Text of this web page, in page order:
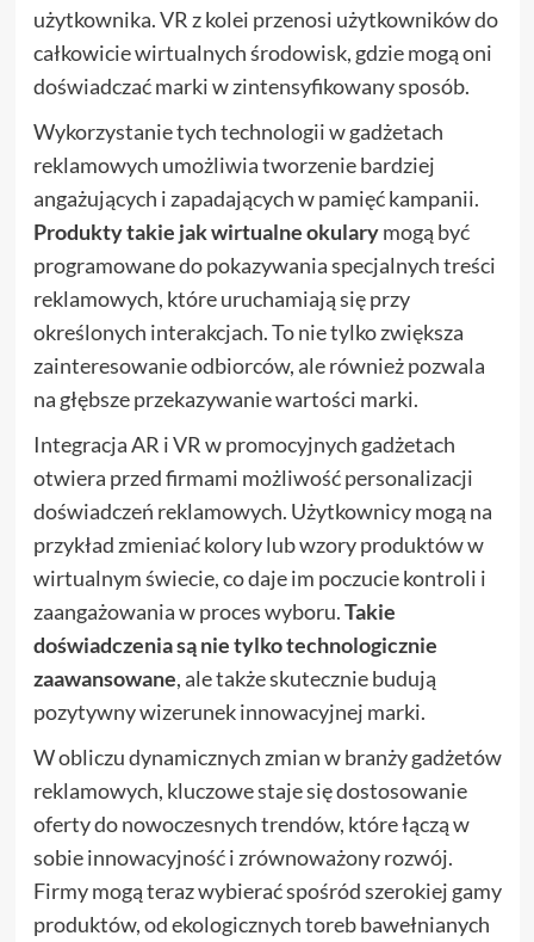
użytkownika. VR z kolei przenosi użytkowników do
całkowicie wirtualnych środowisk, gdzie mogą oni
doświadczać marki w zintensyfikowany sposób.
Wykorzystanie tych technologii w gadżetach
reklamowych umożliwia tworzenie bardziej
angażujących i zapadających w pamięć kampanii.
Produkty takie jak wirtualne okularymogą być
programowane do pokazywania specjalnych treści
reklamowych, które uruchamiają się przy
określonych interakcjach. To nie tylko zwiększa
zainteresowanie odbiorców, ale również pozwala
na głębsze przekazywanie wartości marki.
Integracja AR i VR w promocyjnych gadżetach
otwiera przed firmami możliwość personalizacji
doświadczeń reklamowych. Użytkownicy mogą na
przykład zmieniać kolory lub wzory produktów w
wirtualnym świecie, co daje im poczucie kontroli i
zaangażowania w proces wyboru.Takie
doświadczenia są nie tylko technologicznie
zaawansowane, ale także skutecznie budują
pozytywny wizerunek innowacyjnej marki.
W obliczu dynamicznych zmian w branży gadżetów
reklamowych, kluczowe staje się dostosowanie
oferty do nowoczesnych trendów, które łączą w
sobie innowacyjność i zrównoważony rozwój.
Firmy mogą teraz wybierać spośród szerokiej gamy
produktów, od ekologicznych toreb bawełnianych